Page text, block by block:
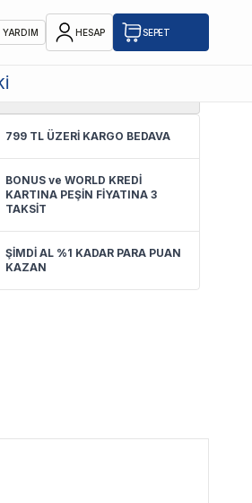
YARDIM HESAP SEPET
Vitro Canlı Bitki
Anubias Wrinkled Leaves
Bitki
109.90 TL
799 TL ÜZERİ KARGO BEDAVA
BONUS ve WORLD KREDİ
KARTINA PEŞİN FİYATINA 3
TAKSİT
ŞİMDİ AL %1 KADAR PARA PUAN
KAZAN